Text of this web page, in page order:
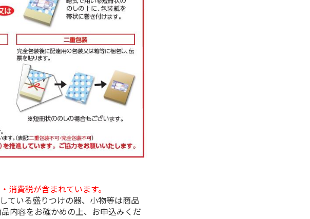
消費税が含まれています。
ている盛りつけの器、小物等は商品
内容をお確かめの上、お申込みくだ